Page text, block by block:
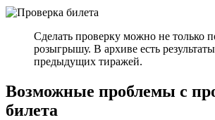
Сделать проверку можно не только
розыгрышу. В архиве есть
предыдущих тиражей.
Возможные проблемы с
билета